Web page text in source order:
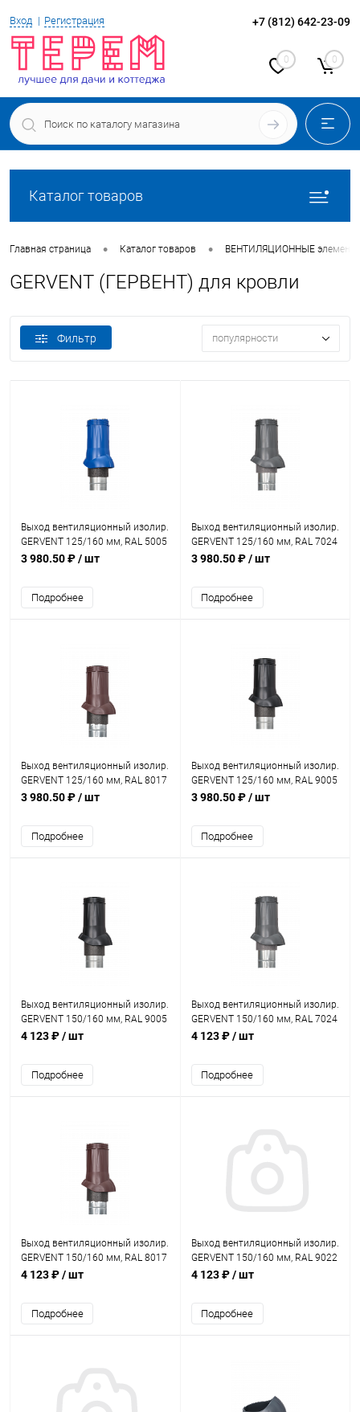
Вход Регистрация +7 (812) 642-23-09
0 0
Каталог товаров
Главная страница • Каталог товаров • ВЕНТИЛЯЦИОННЫЕ
GERVENT (ГЕРВЕНТ) для кровли
Фильтр популярности
Выход вентиляционный изолир.
GERVENT 125/160 мм, RAL 5005
3 980.50 ₽/ шт
Подробнее
Выход вентиляционный изолир.
GERVENT 125/160 мм, RAL 7024
3 980.50 ₽/ шт
Подробнее
Выход вентиляционный изолир.
GERVENT 125/160 мм, RAL 8017
3 980.50 ₽/ шт
Подробнее
Выход вентиляционный изолир.
GERVENT 125/160 мм, RAL 9005
3 980.50 ₽/ шт
Подробнее
Выход вентиляционный изолир.
GERVENT 150/160 мм, RAL 9005
4 123 ₽/ шт
Подробнее
Выход вентиляционный изолир.
GERVENT 150/160 мм, RAL 7024
4 123 ₽/ шт
Подробнее
Выход вентиляционный изолир.
GERVENT 150/160 мм, RAL 8017
4 123 ₽/ шт
Подробнее
Выход вентиляционный изолир.
GERVENT 150/160 мм, RAL 9022
4 123 ₽/ шт
Подробнее